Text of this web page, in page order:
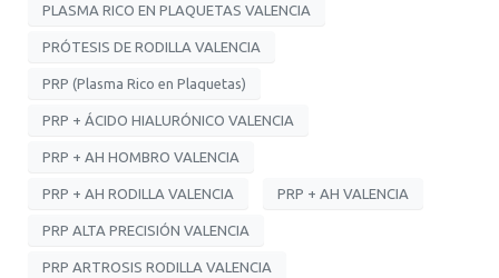
PLASMA RICO EN PLAQUETAS VALENCIA
PRÓTESIS DE RODILLA VALENCIA
PRP (Plasma Rico en Plaquetas)
PRP + ÁCIDO HIALURÓNICO VALENCIA
PRP + AH HOMBRO VALENCIA
PRP + AH RODILLA VALENCIA PRP + AH VALENCIA
PRP ALTA PRECISIÓN VALENCIA
PRP ARTROSIS RODILLA VALENCIA